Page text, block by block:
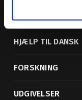
HJÆLP TIL DANSK
FORSKNING
UDGIVELSER